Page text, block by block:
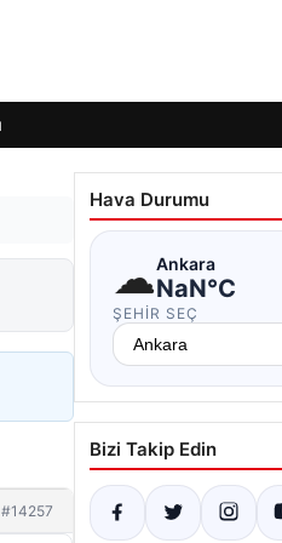
#14257
Hava Durumu
☁Ankara
NaN°C
ŞEHIR SEÇ
Bizi Takip Edin